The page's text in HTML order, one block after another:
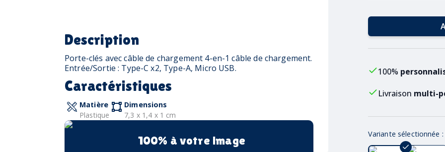
Description
Porte-clés avec câble de chargement 4-en-1 câble de chargement.
Entrée/Sortie : Type-C x2, Type-A, Micro USB.
Caractéristiques
Matière
Plastique
Dimensions
7,3 x 1,4 x 1 cm
100% à votre image
100%
Livraison multi-
Variante sélectionnée :